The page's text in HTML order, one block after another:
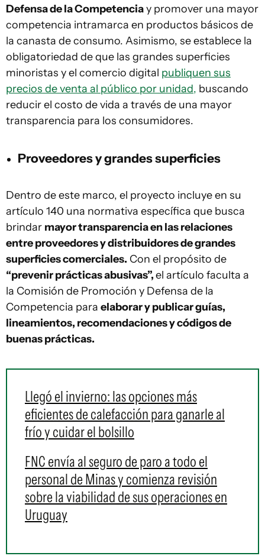
Defensa de la Competenciay promover una mayor
competencia intramarca en productos básicos de
la canasta de consumo. Asimismo, se establece la
obligatoriedad de que las grandes superficies
minoristas y el comercio digital publiquen sus
precios de venta al público por unidad, buscando
reducir el costo de vida a través de una mayor
transparencia para los consumidores.
Proveedores y grandes superficies
Dentro de este marco, el proyecto incluye en su
artículo 140 una normativa específica que busca
brindar mayor transparencia en las relaciones
entre proveedores y distribuidores de grandes
superficies comerciales. Con el propósito de
“prevenir prácticas abusivas”,el artículo faculta a
la Comisión de Promoción y Defensa de la
Competencia para elaborar y publicar guías,
lineamientos, recomendaciones y códigos de
buenas prácticas.
Llegó el invierno: las opciones más
eficientes de calefacción para ganarle al
frío y cuidar el bolsillo
FNC envía al seguro de paro a todo el
personal de Minas y comienza revisión
sobre la viabilidad de sus operaciones en
Uruguay